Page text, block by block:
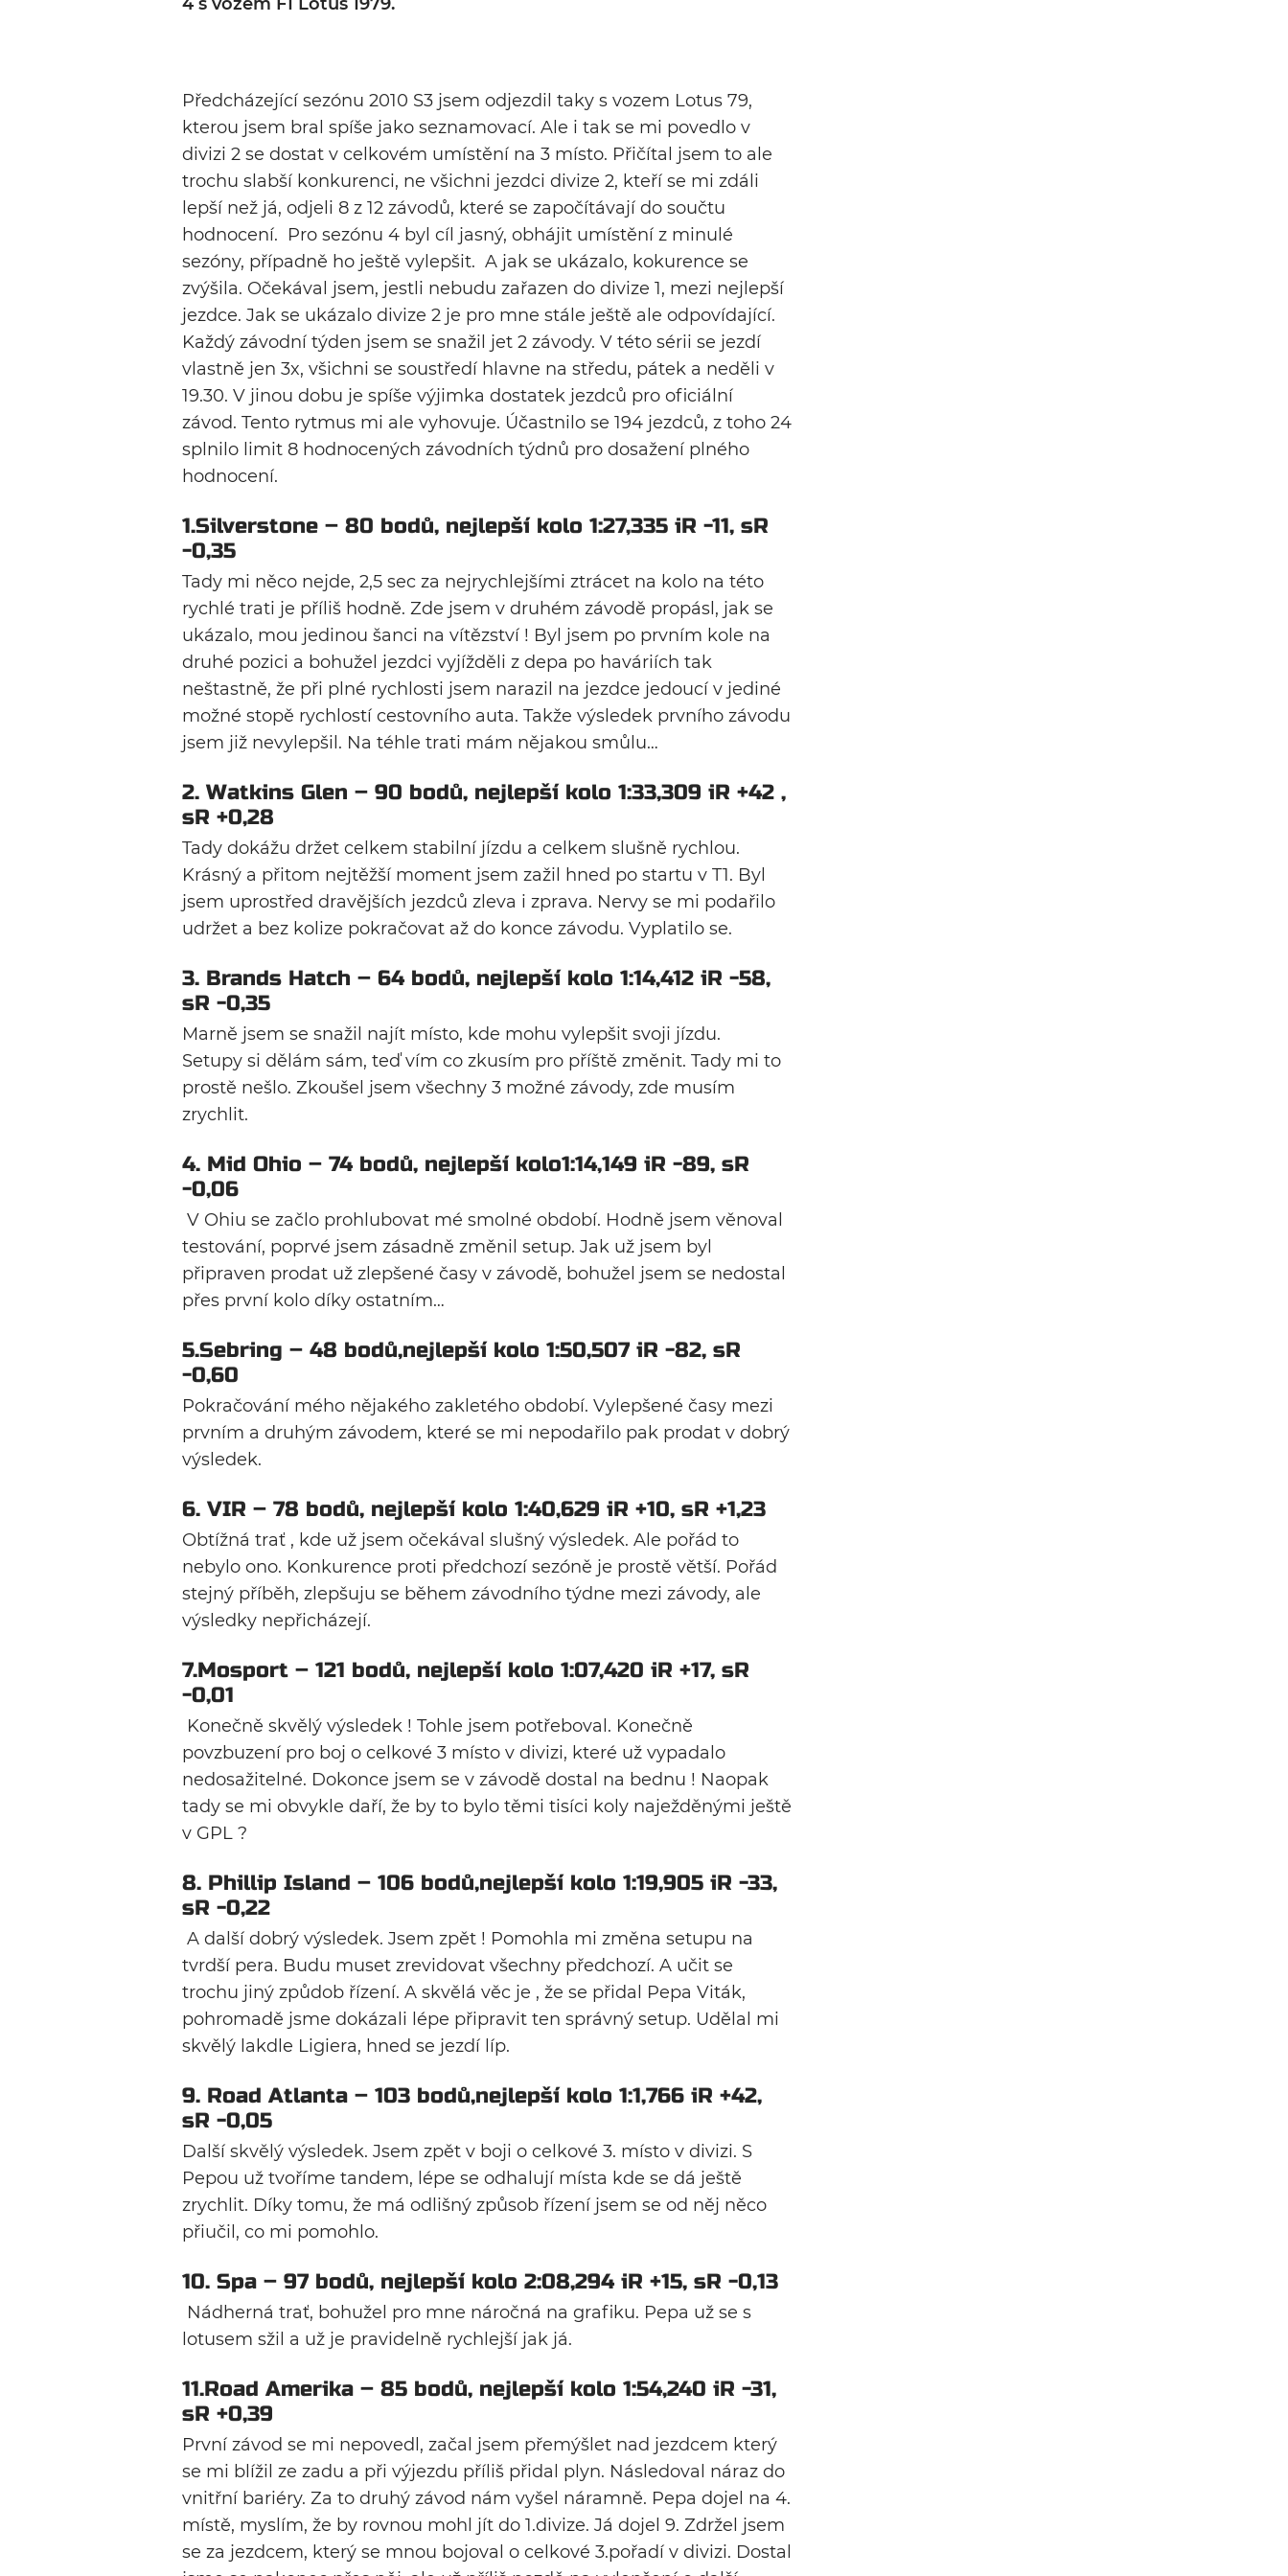
Předcházející sezónu 2010 S3 jsem odjezdil taky s vozem Lotus 79,
kterou jsem bral spíše jako seznamovací. Ale i tak se mi povedlo v
divizi 2 se dostat v celkovém umístění na 3 místo. Přičítal jsem to ale
trochu slabší konkurenci, ne všichni jezdci divize 2, kteří se mi zdáli
lepší než já, odjeli 8 z 12 závodů, které se započítávají do součtu
hodnocení. Pro sezónu 4 byl cíl jasný, obhájit umístění z minulé
sezóny, případně ho ještě vylepšit. A jak se ukázalo, kokurence se
zvýšila. Očekával jsem, jestli nebudu zařazen do divize 1, mezi nejlepší
jezdce. Jak se ukázalo divize 2 je pro mne stále ještě ale odpovídající.
Každý závodní týden jsem se snažil jet 2 závody. V této sérii se jezdí
vlastně jen 3x, všichni se soustředí hlavne na středu, pátek a neděli v
19.30. V jinou dobu je spíše výjimka dostatek jezdců pro oficiální
závod. Tento rytmus mi ale vyhovuje. Účastnilo se 194 jezdců, z toho 24
splnilo limit 8 hodnocených závodních týdnů pro dosažení plného
hodnocení.
1.Silverstone – 80 bodů, nejlepší kolo 1:27,335 iR -11, sR
-0,35
Tady mi něco nejde, 2,5 sec za nejrychlejšími ztrácet na kolo na této
rychlé trati je příliš hodně. Zde jsem v druhém závodě propásl, jak se
ukázalo, mou jedinou šanci na vítězství ! Byl jsem po prvním kole na
druhé pozici a bohužel jezdci vyjížděli z depa po haváriích tak
neštastně, že při plné rychlosti jsem narazil na jezdce jedoucí v jediné
možné stopě rychlostí cestovního auta. Takže výsledek prvního závodu
jsem již nevylepšil. Na téhle trati mám nějakou smůlu…
2. Watkins Glen – 90 bodů, nejlepší kolo 1:33,309 iR +42 ,
sR +0,28
Tady dokážu držet celkem stabilní jízdu a celkem slušně rychlou.
Krásný a přitom nejtěžší moment jsem zažil hned po startu v T1. Byl
jsem uprostřed dravějších jezdců zleva i zprava. Nervy se mi podařilo
udržet a bez kolize pokračovat až do konce závodu. Vyplatilo se.
3. Brands Hatch – 64 bodů, nejlepší kolo 1:14,412 iR -58,
sR -0,35
Marně jsem se snažil najít místo, kde mohu vylepšit svoji jízdu.
Setupy si dělám sám, teď vím co zkusím pro příště změnit. Tady mi to
prostě nešlo. Zkoušel jsem všechny 3 možné závody, zde musím
zrychlit.
4. Mid Ohio – 74 bodů, nejlepší kolo1:14,149 iR -89, sR
-0,06
V Ohiu se začlo prohlubovat mé smolné období. Hodně jsem věnoval
testování, poprvé jsem zásadně změnil setup. Jak už jsem byl
připraven prodat už zlepšené časy v závodě, bohužel jsem se nedostal
přes první kolo díky ostatním…
5.Sebring – 48 bodů,nejlepší kolo 1:50,507 iR -82, sR
-0,60
Pokračování mého nějakého zakletého období. Vylepšené časy mezi
prvním a druhým závodem, které se mi nepodařilo pak prodat v dobrý
výsledek.
6. VIR – 78 bodů, nejlepší kolo 1:40,629 iR +10, sR +1,23
Obtížná trať , kde už jsem očekával slušný výsledek. Ale pořád to
nebylo ono. Konkurence proti předchozí sezóně je prostě větší. Pořád
stejný příběh, zlepšuju se během závodního týdne mezi závody, ale
výsledky nepřicházejí.
7.Mosport – 121 bodů, nejlepší kolo 1:07,420 iR +17, sR
-0,01
Konečně skvělý výsledek ! Tohle jsem potřeboval. Konečně
povzbuzení pro boj o celkové 3 místo v divizi, které už vypadalo
nedosažitelné. Dokonce jsem se v závodě dostal na bednu ! Naopak
tady se mi obvykle daří, že by to bylo těmi tisíci koly naježděnými ještě
v GPL ?
8. Phillip Island – 106 bodů,nejlepší kolo 1:19,905 iR -33,
sR -0,22
A další dobrý výsledek. Jsem zpět ! Pomohla mi změna setupu na
tvrdší pera. Budu muset zrevidovat všechny předchozí. A učit se
trochu jiný způdob řízení. A skvělá věc je , že se přidal Pepa Viták,
pohromadě jsme dokázali lépe připravit ten správný setup. Udělal mi
skvělý lakdle Ligiera, hned se jezdí líp.
9. Road Atlanta – 103 bodů,nejlepší kolo 1:1,766 iR +42,
sR -0,05
Další skvělý výsledek. Jsem zpět v boji o celkové 3. místo v divizi. S
Pepou už tvoříme tandem, lépe se odhalují místa kde se dá ještě
zrychlit. Díky tomu, že má odlišný způsob řízení jsem se od něj něco
přiučil, co mi pomohlo.
10. Spa – 97 bodů, nejlepší kolo 2:08,294 iR +15, sR -0,13
Nádherná trať, bohužel pro mne náročná na grafiku. Pepa už se s
lotusem sžil a už je pravidelně rychlejší jak já.
11.Road Amerika – 85 bodů, nejlepší kolo 1:54,240 iR -31,
sR +0,39
První závod se mi nepovedl, začal jsem přemýšlet nad jezdcem který
se mi blížil ze zadu a při výjezdu příliš přidal plyn. Následoval náraz do
vnitřní bariéry. Za to druhý závod nám vyšel náramně. Pepa dojel na 4.
místě, myslím, že by rovnou mohl jít do 1.divize. Já dojel 9. Zdržel jsem
se za jezdcem, který se mnou bojoval o celkové 3.pořadí v divizi. Dostal